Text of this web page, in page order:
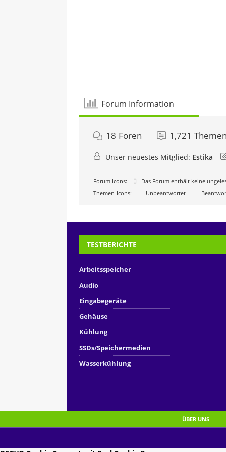
Forum Information
18 Foren 1,721 Themen
Unser neuestes Mitglied: Estika
Forum Icons: Das Forum enthält keine
Themen-Icons:
Unbeantwortet
TESTBERICHTE
Arbeitsspeicher
Audio
Eingabegeräte
Gehäuse
Kühlung
SSDs/Speichermedien
Wasserkühlung
ÜBER UNS